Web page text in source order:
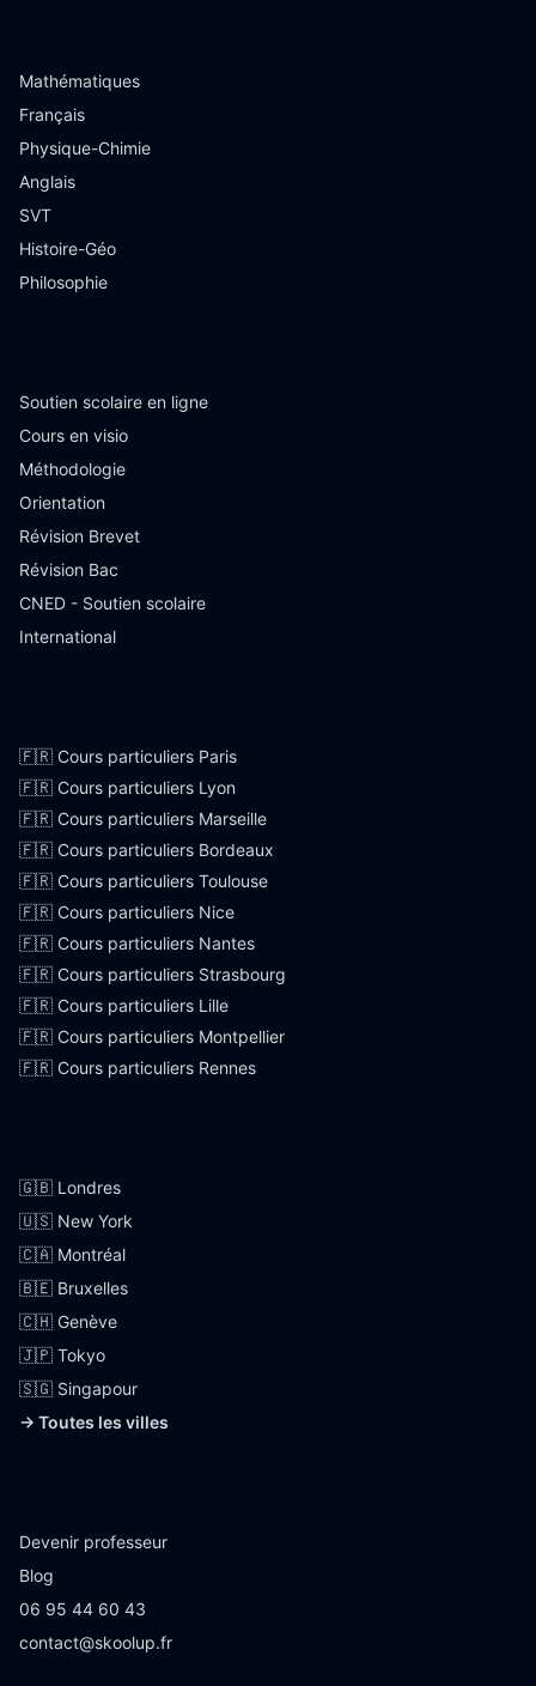
Mathématiques
Français
Physique-Chimie
Anglais
SVT
Histoire-Géo
Philosophie
Soutien scolaire en ligne
Cours en visio
Méthodologie
Orientation
Révision Brevet
Révision Bac
CNED - Soutien scolaire
International
🇫🇷 Cours particuliers Paris
🇫🇷 Cours particuliers Lyon
🇫🇷 Cours particuliers Marseille
🇫🇷 Cours particuliers Bordeaux
🇫🇷 Cours particuliers Toulouse
🇫🇷 Cours particuliers Nice
🇫🇷 Cours particuliers Nantes
🇫🇷 Cours particuliers Strasbourg
🇫🇷 Cours particuliers Lille
🇫🇷 Cours particuliers Montpellier
🇫🇷 Cours particuliers Rennes
🇬🇧 Londres
🇺🇸 New York
🇨🇦 Montréal
🇧🇪 Bruxelles
🇨🇭 Genève
🇯🇵 Tokyo
🇸🇬 Singapour
→ Toutes les villes
Devenir professeur
Blog
06 95 44 60 43
contact@skoolup.fr